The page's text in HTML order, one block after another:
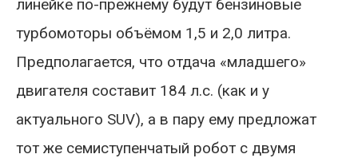
линейке по-прежнему будут бензиновые
турбомоторы объёмом 1,5 и 2,0 литра.
Предполагается, что отдача «младшего»
двигателя составит 184 л.с. (как и у
актуального SUV), а в пару ему предложат
тот же семиступенчатый робот с двумя